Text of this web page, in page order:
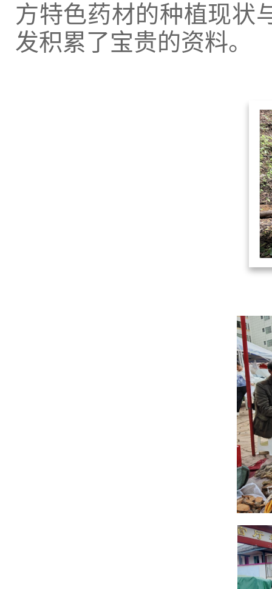
方特色药材的种植现状
发积累了宝贵的资料。